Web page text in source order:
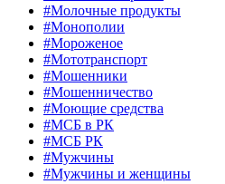
#Молочные продукты
#Монополии
#Мороженое
#Мототранспорт
#Мошенники
#Мошенничество
#Моющие средства
#МСБ в РК
#МСБ РК
#Мужчины
#Мужчины и женщины